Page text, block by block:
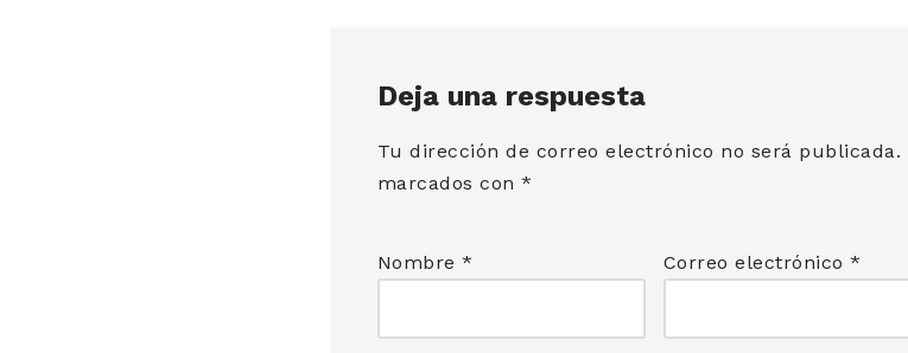
Deja una respuesta
Tu dirección de correo electrónico no será publicada.
marcados con *
Nombre * Correo electrónico*